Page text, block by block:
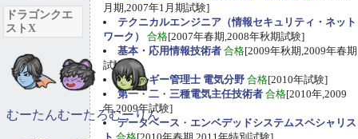
月期,2007年1月期試験]
テクニカルエンジニア（情報セキュリティ・ネット
ワーク）
合格[2007年春期,2008年秋期試験]
基本・応用情報技術者 合格[2009年秋期,2009年春期
試験]
エネルギー管理士 電気分野 合格[2010年試験]
第一・二 ・ 三種電気主任技術者 合格[2010年,2009
年,2009年試験]
データベース ・ エンベデッドシステムスペシャリス
ドラゴンクエ
ストX
むーたんむーたろむーりん